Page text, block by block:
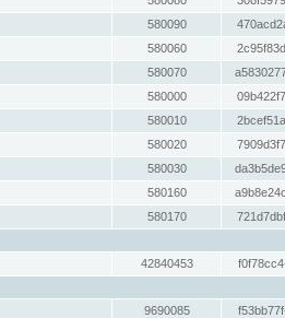
580090
580060
580070
580000
580010
580020
580030
580160
580170
42840453
9690085